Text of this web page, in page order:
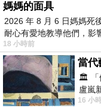
媽媽的面具
2026 年 8 月 6 日媽媽死
耐心有愛地教導他們，影
18 小時前
🏛️ 「
盧嵐
中，
16 小